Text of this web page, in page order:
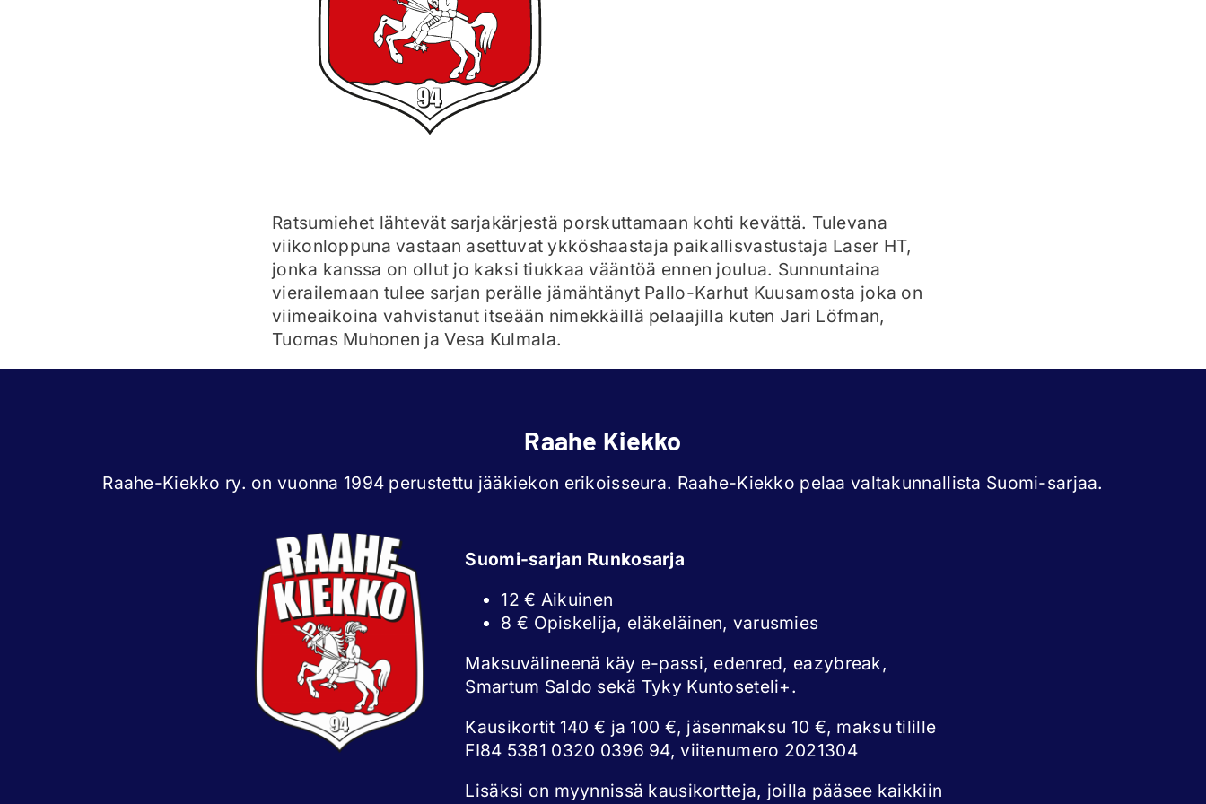
Ratsumiehet lähtevät sarjakärjestä porskuttamaan kohti kevättä. Tulevana
viikonloppuna vastaan asettuvat ykköshaastaja paikallisvastustaja Laser HT,
jonka kanssa on ollut jo kaksi tiukkaa vääntöä ennen joulua. Sunnuntaina
vierailemaan tulee sarjan perälle jämähtänyt Pallo-Karhut Kuusamosta joka on
viimeaikoina vahvistanut itseään nimekkäillä pelaajilla kuten Jari Löfman,
Tuomas Muhonen ja Vesa Kulmala.
Raahe Kiekko
Raahe-Kiekko ry. on vuonna 1994 perustettu jääkiekon erikoisseura. Raahe-Kiekko pelaa valtakunnallista Suomi-sarjaa.
Suomi-sarjan Runkosarja
12 € Aikuinen
8 € Opiskelija, eläkeläinen, varusmies
Maksuvälineenä käy e-passi, edenred, eazybreak,
Smartum Saldo sekä Tyky Kuntoseteli+.
Kausikortit 140 € ja 100 €, jäsenmaksu 10 €, maksu tilille
FI84 5381 0320 0396 94, viitenumero 2021304
Lisäksi on myynnissä kausikortteja, joilla pääsee kaikkiin